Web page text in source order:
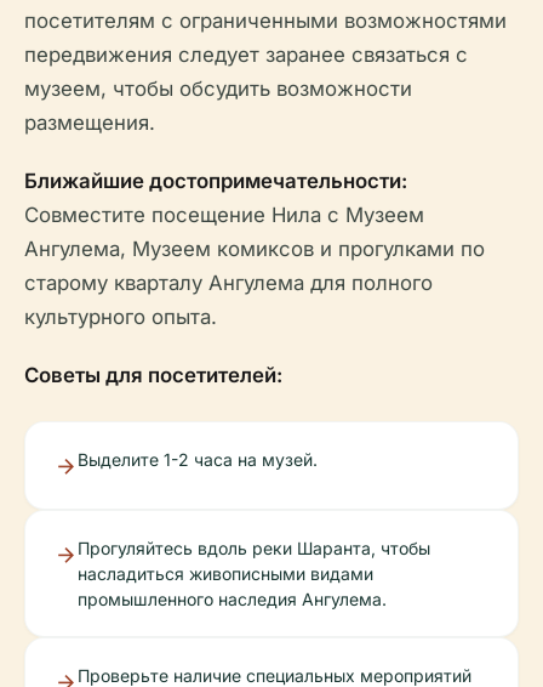
посетителям с ограниченными возможностями
передвижения следует заранее связаться с
музеем, чтобы обсудить возможности
размещения.
Ближайшие достопримечательности:
Совместите посещение Нила с Музеем
Ангулема, Музеем комиксов и прогулками по
старому кварталу Ангулема для полного
культурного опыта.
Советы для посетителей:
Выделите 1-2 часа на музей.
Прогуляйтесь вдоль реки Шаранта, чтобы
насладиться живописными видами
промышленного наследия Ангулема.
Проверьте наличие специальных мероприятий